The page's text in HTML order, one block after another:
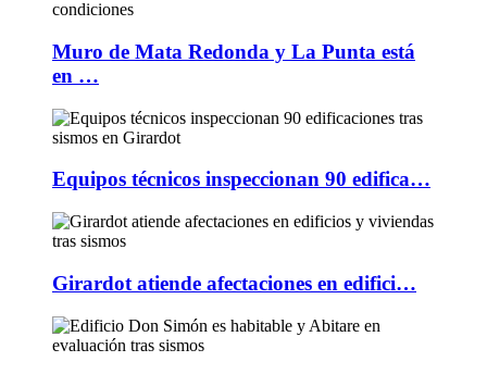
Muro de Mata Redonda y La Punta está
en …
Equipos técnicos inspeccionan 90 edifica…
Girardot atiende afectaciones en edifici…